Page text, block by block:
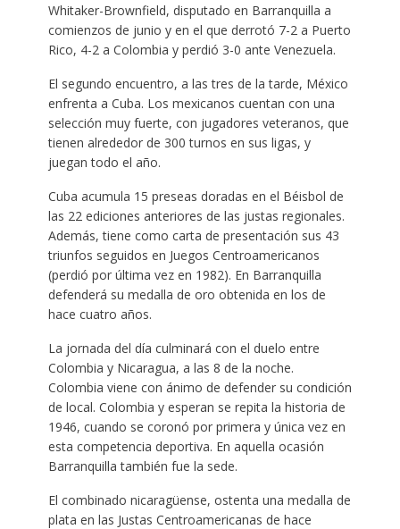
Whitaker-Brownfield, disputado en Barranquilla a
comienzos de junio y en el que derrotó 7-2 a Puerto
Rico, 4-2 a Colombia y perdió 3-0 ante Venezuela.
El segundo encuentro, a las tres de la tarde, México
enfrenta a Cuba. Los mexicanos cuentan con una
selección muy fuerte, con jugadores veteranos, que
tienen alrededor de 300 turnos en sus ligas, y
juegan todo el año.
Cuba acumula 15 preseas doradas en el Béisbol de
las 22 ediciones anteriores de las justas regionales.
Además, tiene como carta de presentación sus 43
triunfos seguidos en Juegos Centroamericanos
(perdió por última vez en 1982). En Barranquilla
defenderá su medalla de oro obtenida en los de
hace cuatro años.
La jornada del día culminará con el duelo entre
Colombia y Nicaragua, a las 8 de la noche.
Colombia viene con ánimo de defender su condición
de local. Colombia y esperan se repita la historia de
1946, cuando se coronó por primera y única vez en
esta competencia deportiva. En aquella ocasión
Barranquilla también fue la sede.
El combinado nicaragüense, ostenta una medalla de
plata en las Justas Centroamericanas de hace